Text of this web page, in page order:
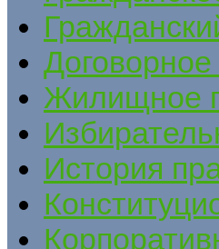
Жилищное
История